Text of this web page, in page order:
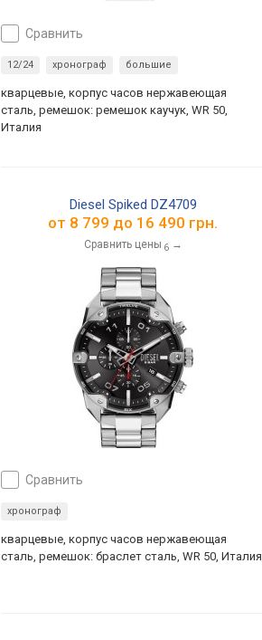
сравнить
12/24 хронограф большие
кварцевые, корпус часов нержавеющая
сталь, ремешок: ремешок каучук, WR 50,
Италия
Diesel Spiked DZ4709
от 8 799 до 16 490 грн.
Сравнить цены 6 →
сравнить
хронограф
кварцевые, корпус часов нержавеющая
сталь, ремешок: браслет сталь, WR 50, Италия